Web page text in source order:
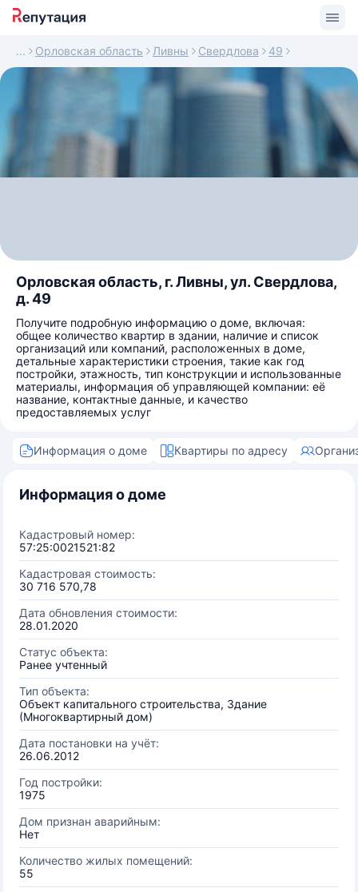
Орловская область Ливны Свердлова 49
Орловская область, г. Ливны, ул. Свердлова,
д. 49
Получите подробную информацию о доме, включая:
общее количество квартир в здании, наличие и список
организаций или компаний, расположенных в доме,
детальные характеристики строения, такие как год
постройки, этажность, тип конструкции и использованные
материалы, информация об управляющей компании: её
название, контактные данные, и качество
предоставляемых услуг
Информация о доме Квартиры по адресу
Информация о доме
Кадастровый номер:
57:25:0021521:82
Кадастровая стоимость:
30 716 570,78
Дата обновления стоимости:
28.01.2020
Статус объекта:
Ранее учтенный
Тип объекта:
Объект капитального строительства, Здание
(Многоквартирный дом)
Дата постановки на учёт:
26.06.2012
Год постройки:
1975
Дом признан аварийным:
Нет
Количество жилых помещений:
55